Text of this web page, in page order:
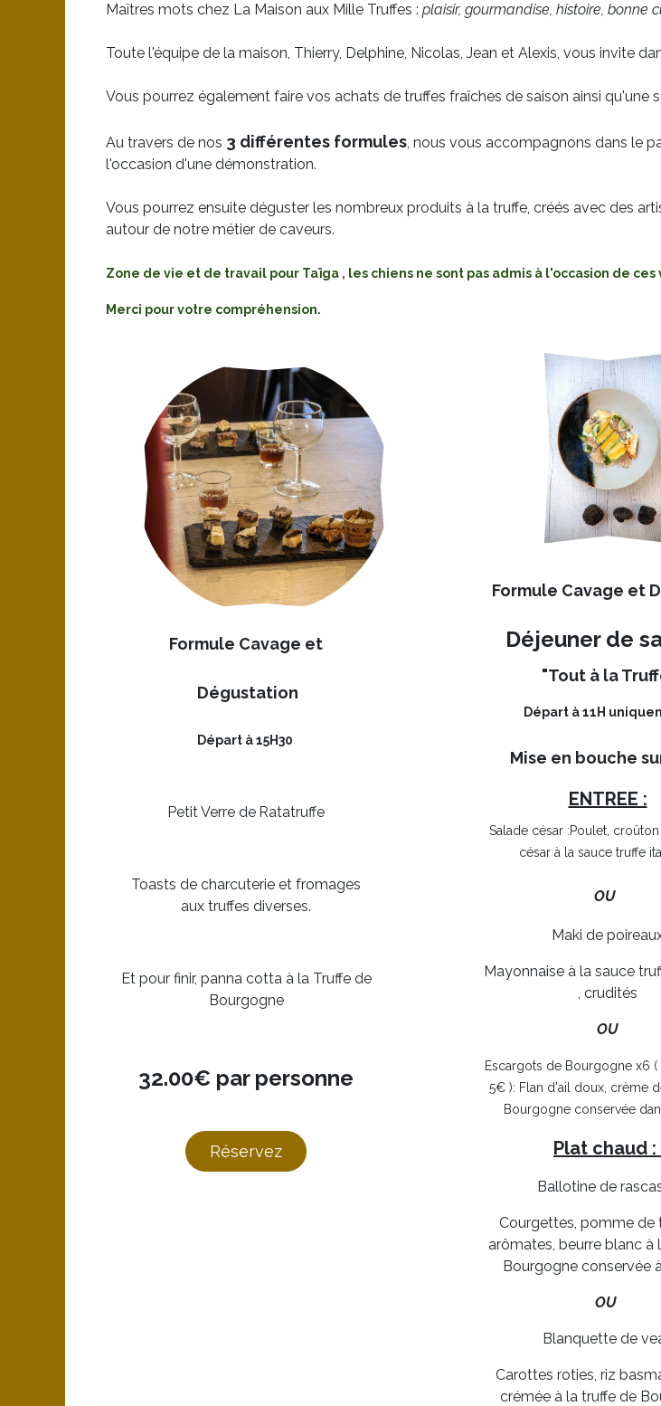
Maîtres mots chez La Maison aux Mille Truffes : plaisir, gourmandise, histoire, bonne
Toute l'équipe de la maison, Thierry, Delphine, Nicolas, Jean et Alexis, vous invite
Vous pourrez également faire vos achats de truffes fraîches de saison ainsi
Au travers de nos 3 différentes formules, nous vous accompagnons dans le
l'occasion d'une démonstration.
Vous pourrez ensuite déguster les nombreux produits à la truffe, créés avec des
autour de notre métier de caveurs.
Zone de vie et de travail pour Taïga , les chiens ne sont pas admis à l'occasion de ces
Merci pour votre compréhension.
Formule Cavage et
Dégustation
Départ à 15H30
Petit Verre de Ratatruffe
Toasts de charcuterie et fromages
aux truffes diverses.
Et pour finir, panna cotta à la Truffe de
Bourgogne
32.00€ par personne
Réservez
Formule Cavage et
Déjeuner de
"Tout à la
Départ à 11H
Mise en bouche
ENTREE :
Salade césar :Poulet, croûton
césar à la sauce truffe
OU
Maki de
Mayonnaise à la sauce
, crudités
OU
Escargots de Bourgogne x6 (
5€ ): Flan d'ail doux, crème
Bourgogne conservée
Plat chaud :
Ballotine de
Courgettes, pomme de
arômates, beurre blanc à
Bourgogne conservée
OU
Blanquette de
Carottes roties, riz
crémée à la truffe de